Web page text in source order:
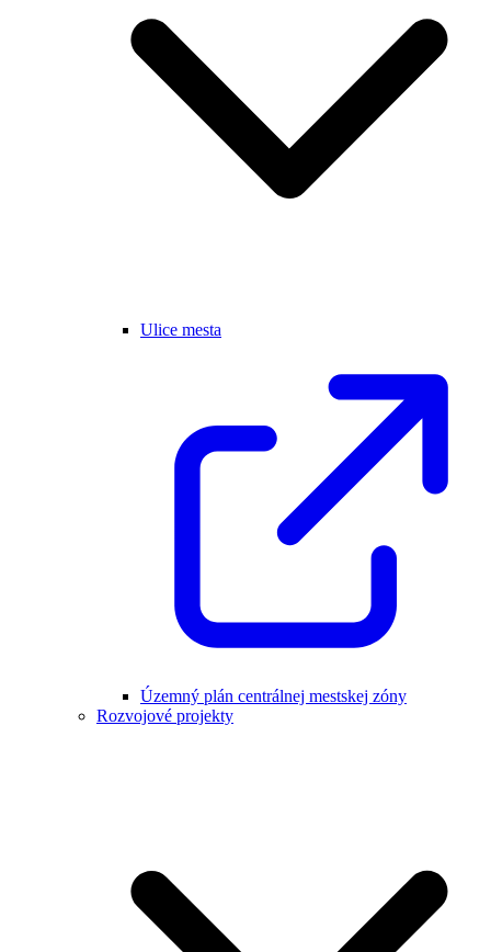
Ulice mesta
Územný plán centrálnej mestskej zóny
Rozvojové projekty